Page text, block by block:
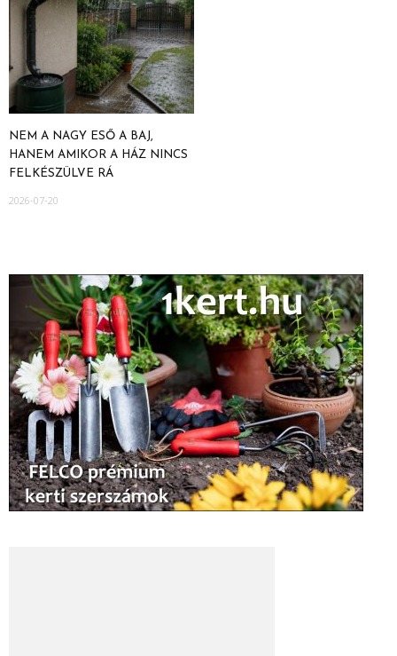
NEM A NAGY ESŐ A BAJ,
HANEM AMIKOR A HÁZ NINCS
FELKÉSZÜLVE RÁ
2026-07-20